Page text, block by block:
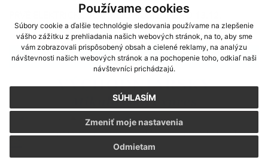
Používame cookies
Súbory cookie a ďalšie technológie sledovania používame na zlepšenie
vášho zážitku z prehliadania našich webových stránok, na to, aby sme
vám zobrazovali prispôsobený obsah a cielené reklamy, na analýzu
návštevnosti našich webových stránok a na pochopenie toho, odkiaľ naši
návštevníci prichádzajú.
SÚHLASÍM
Odmietam
Zmeniť moje nastavenia
Sme partnerom programu Košického samosprávneho kraja Terra
Incognita